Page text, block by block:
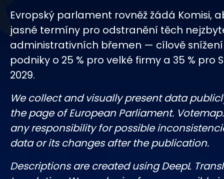
Evropský parlament rovněž žádá Komisi,
jasné termíny pro odstranění těch
administrativních břemen — cílově
podniky o 25 % pro velké firmy a 35 % pro
2029.
We collect and visually present data
the page of European Parliament.
any responsibility for possible
data or its changes after the publication.
Descriptions are created using DeepL